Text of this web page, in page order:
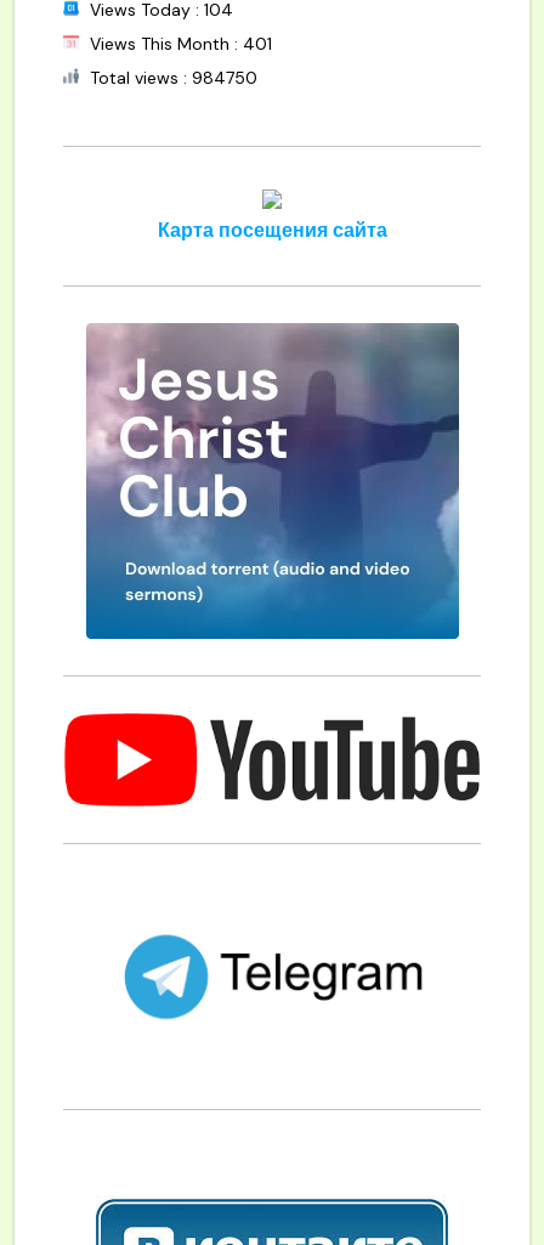
Views Today : 104
Views This Month : 401
Total views : 984750
Карта посещения сайта